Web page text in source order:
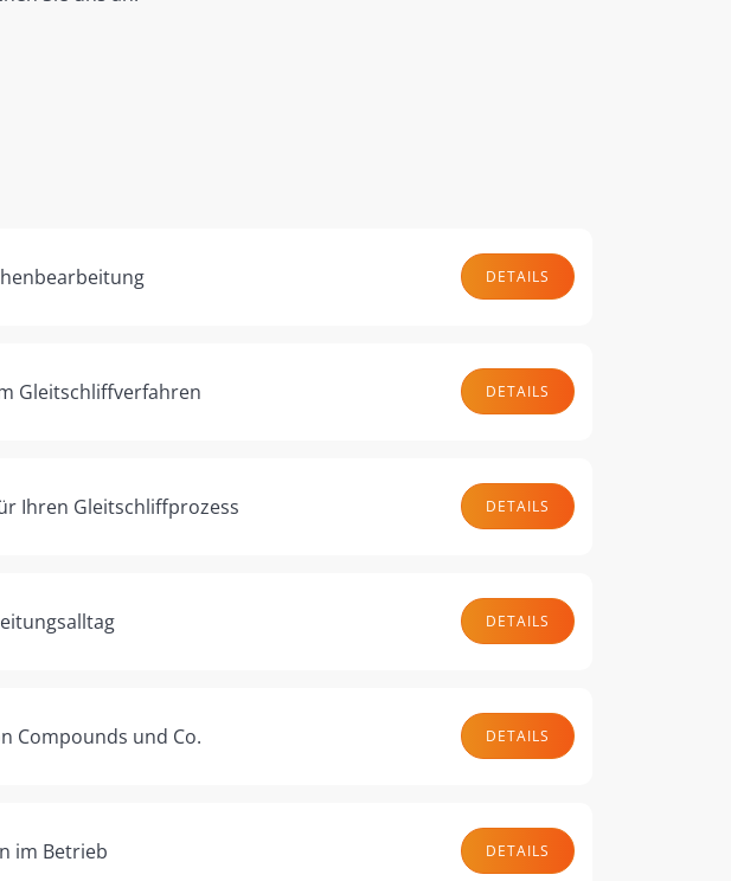
DETAILS
Gleitschliffverfahren DETAILS
Ihren Gleitschliffprozess DETAILS
DETAILS
Compounds und Co. DETAILS
im Betrieb DETAILS